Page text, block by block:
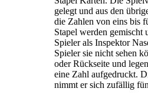
gelegt und aus den
die Zahlen von eins bis
Stapel werden
Spieler als Inspektor
Spieler sie nicht sehen
oder Rückseite und
eine Zahl aufgedruckt.
nimmt er sich zufällig